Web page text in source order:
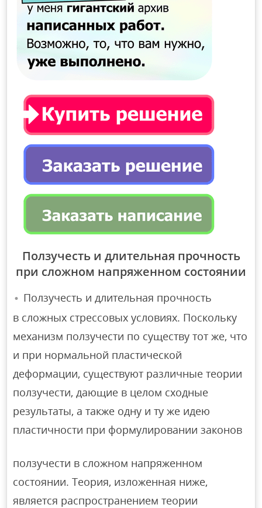
Ползучесть и длительная прочность
при сложном напряженном состоянии
Ползучесть и длительная прочность
в сложных стрессовых условиях. Поскольку
механизм ползучести по существу тот же, что
и при нормальной пластической
деформации, существуют различные теории
ползучести, дающие в целом сходные
результаты, а также одну и ту же идею
пластичности при формулировании законов
ползучести в сложном напряженном
состоянии. Теория, изложенная ниже,
является распространением теории